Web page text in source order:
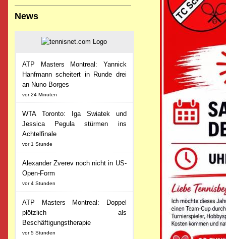
News
ATP Masters Montreal: Yannick
Hanfmann scheitert in Runde drei
an Nuno Borges
vor 24 Minuten
WTA Toronto: Iga Swiatek und
Jessica Pegula stürmen ins
Achtelfinale
vor 1 Stunde
Alexander Zverev noch nicht in US-
Open-Form
vor 4 Stunden
ATP Masters Montreal: Doppel
plötzlich als
Beschäftigungstherapie
vor 5 Stunden